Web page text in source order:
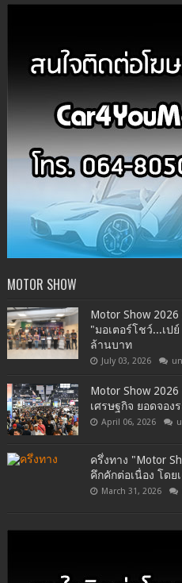
MOTOR SHOW
Motor Show
"มอเตอร์โชว์...เป
ล้านบาท
July 03, 2026
Motor Show
เศรษฐกิจ ยอดจอง
April 06, 2026
ครึ่งทาง "Motor
คึกคักต่อเนื่อง โด
March 31, 2026